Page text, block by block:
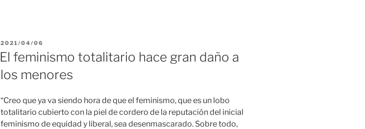
PUBLICADO
EL
2021/04/06
El feminismo totalitario hace gran daño a
los menores
“Creo que ya va siendo hora de que el feminismo, que es un lobo
totalitario cubierto con la piel de cordero de la reputación del inicial
feminismo de equidad y liberal, sea desenmascarado. Sobre todo,